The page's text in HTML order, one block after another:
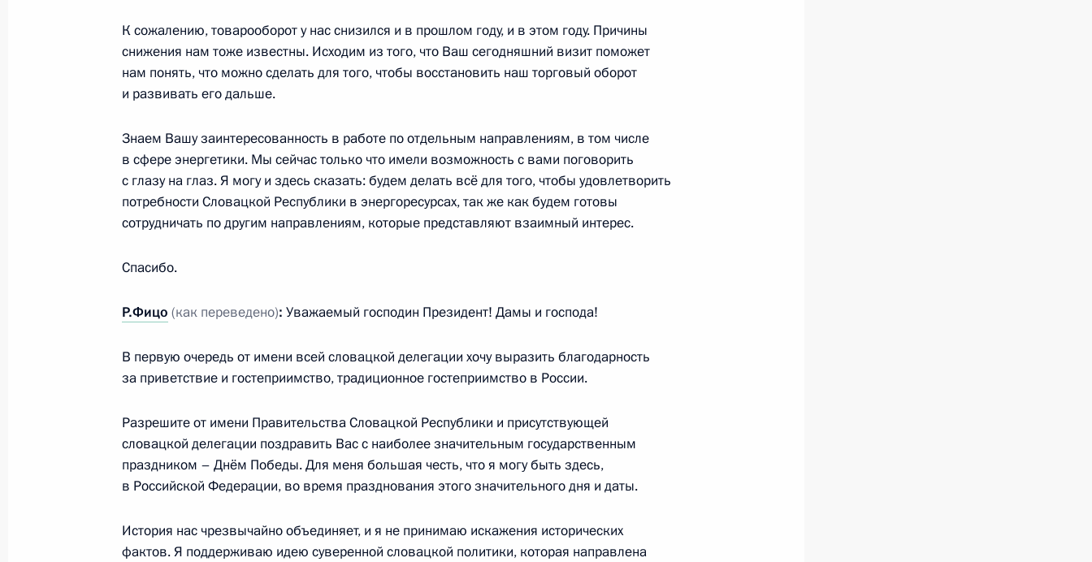
Встреча с Президентом Казахстана Касым-Жомартом Токаевым
8 мая 2026 года, 22:15
о перемирии между Россией и Украиной для обмена
военнопленными
8 мая 2026 года, 21:50
Встреча с Президентом Белоруссии Александром Лукашенко
Список глав иностранных делегаций, прибывающих в Москву
8 мая 2026 года, 17:45
Поздравления лидерам и гражданам иностранных государств
по случаю 81-й годовщины Победы в Великой Отечественной
войне
К сожалению, товарооборот у нас снизился и в прошлом году, и в этом году. Причины
снижения нам тоже известны. Исходим из того, что Ваш сегодняшний визит поможет
нам понять, что можно сделать для того, чтобы восстановить наш торговый оборот
и развивать его дальше.
Знаем Вашу заинтересованность в работе по отдельным направлениям, в том числе
в сфере энергетики. Мы сейчас только что имели возможность с вами поговорить
с глазу на глаз. Я могу и здесь сказать: будем делать всё для того, чтобы удовлетворить
потребности Словацкой Республики в энергоресурсах, так же как будем готовы
сотрудничать по другим направлениям, которые представляют взаимный интерес.
Спасибо.
Р.Фицо (как переведено): Уважаемый господин Президент! Дамы и господа!
В первую очередь от имени всей словацкой делегации хочу выразить благодарность
за приветствие и гостеприимство, традиционное гостеприимство в России.
Разрешите от имени Правительства Словацкой Республики и присутствующей
словацкой делегации поздравить Вас с наиболее значительным государственным
праздником – Днём Победы. Для меня большая честь, что я могу быть здесь,
в Российской Федерации, во время празднования этого значительного дня и даты.
История нас чрезвычайно объединяет, и я не принимаю искажения исторических
фактов. Я поддерживаю идею суверенной словацкой политики, которая направлена